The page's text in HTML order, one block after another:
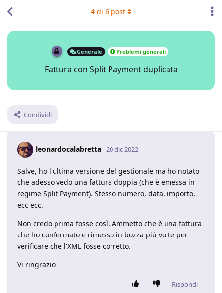
Generale Problemi generali
Fattura con Split Payment duplicata
Condividi
4di 6post
leonardocalabretta 20 dic 2022
Salve, ho l'ultima versione del gestionale ma ho notato
che adesso vedo una fattura doppia (che è emessa in
regime Split Payment). Stesso numero, data, importo,
ecc ecc.
Non credo prima fosse così. Ammetto che è una fattura
che ho confermato e rimesso in bozza più volte per
verificare che l'XML fosse corretto.
Vi ringrazio
Rispondi